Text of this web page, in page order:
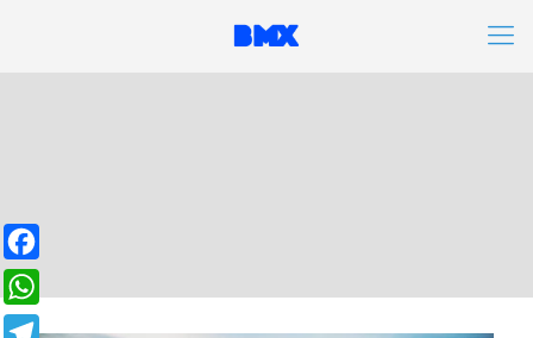
Facebook
WhatsApp